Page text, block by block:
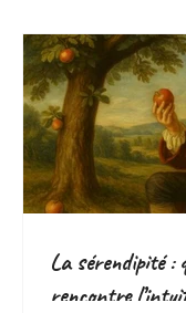
La sérendipité :
rencontre